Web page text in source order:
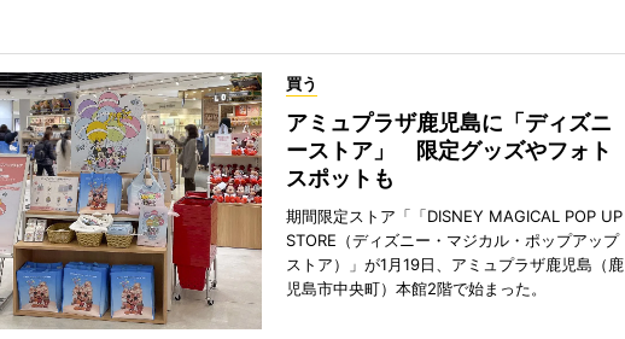
買う
アミュプラザ鹿児島に「ディズニ
ーストア」 限定グッズやフォト
スポットも
期間限定ストア「「DISNEY MAGICAL POP UP
STORE（ディズニー・マジカル・ポップアップ
ストア）」が1月19日、アミュプラザ鹿児島（鹿
児島市中央町）本館2階で始まった。